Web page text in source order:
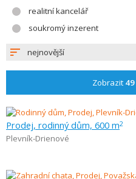
realitní kancelář
soukromý inzerent
nejnovější
Zobrazit 49
Prodej, rodinný dům, 600 m2
Plevník-Drienové